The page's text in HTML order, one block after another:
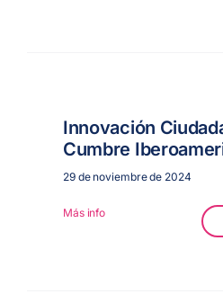
Innovación
Cumbre
29 de noviembre de 2024
Más info